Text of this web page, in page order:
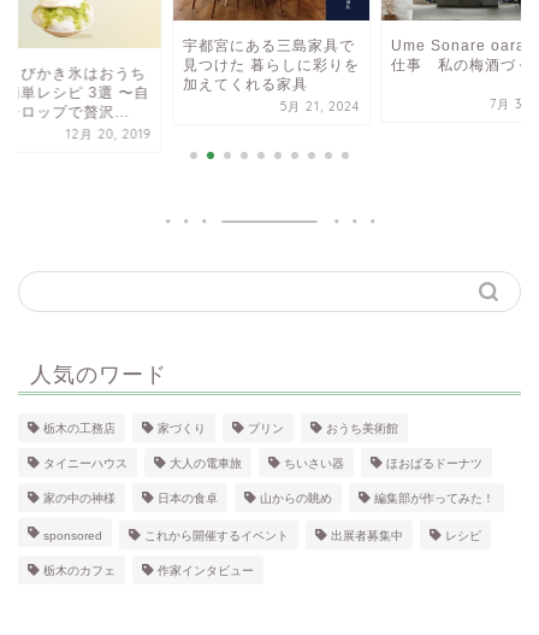
うびかき氷はおうち
簡単レシピ 3選 〜自
シロップで贅沢...
12月 20, 2019
宇都宮にある三島家具で
見つけた 暮らしに彩りを
加えてくれる家具
5月 21, 2024
Ume Sonare oarai
仕事 私の梅酒づく
7月 31,
人気のワード
栃木の工務店 家づくり プリン おうち美術館
タイニーハウス 大人の電車旅 ちいさい器 ほおばるドーナツ
家の中の神様 日本の食卓 山からの眺め 編集部が作ってみた！
sponsored これから開催するイベント 出展者募集中 レシピ
栃木のカフェ 作家インタビュー